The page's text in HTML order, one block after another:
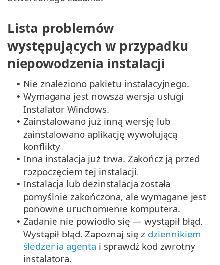
Lista problemów
występujących w przypadku
niepowodzenia instalacji
• Nie znaleziono pakietu instalacyjnego.
• Wymagana jest nowsza wersja usługi
Instalator Windows.
• Zainstalowano już inną wersję lub
zainstalowano aplikację wywołującą
konflikty
• Inna instalacja już trwa. Zakończ ją przed
rozpoczęciem tej instalacji.
• Instalacja lub dezinstalacja została
pomyślnie zakończona, ale wymagane jest
ponowne uruchomienie komputera.
• Zadanie nie powiodło się — wystąpił błąd.
Wystąpił błąd. Zapoznaj się z dziennikiem
śledzenia agenta i sprawdź kod zwrotny
instalatora.